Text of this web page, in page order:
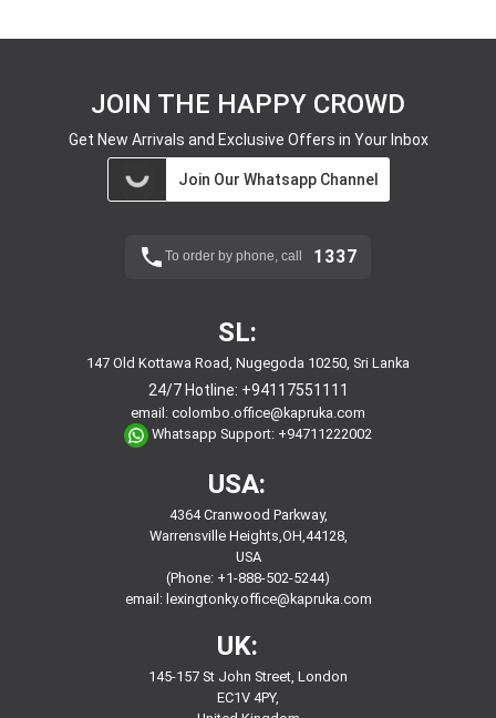
JOIN THE HAPPY CROWD
Get New Arrivals and Exclusive Offers in Your Inbox
Join Our Whatsapp Channel
To order by phone, call 1337
SL:
147 Old Kottawa Road, Nugegoda 10250, Sri Lanka
24/7 Hotline: +94117551111
email: colombo.office@kapruka.com
Whatsapp Support: +94711222002
USA:
4364 Cranwood Parkway,
Warrensville Heights,OH,44128,
USA
(Phone: +1-888-502-5244)
email: lexingtonky.office@kapruka.com
UK:
145-157 St John Street, London
EC1V 4PY,